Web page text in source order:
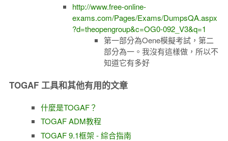
http://www.free-online-
exams.com/Pages/Exams/DumpsQA.aspx
?d=theopengroup&c=OG0-092_V3&q=1
第一部分為Oene模擬考試，第二
部分為一。我沒有這樣做，所以不
知道它有多好
TOGAF 工具和其他有用的文章
什麼是TOGAF？
TOGAF ADM教程
TOGAF 9.1框架 - 綜合指南